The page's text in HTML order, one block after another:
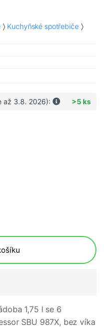
Kuchyňské spotřebiče
až 3.8. 2026): >5 ks
1,75 l se 6
SBU 987X, bez víka